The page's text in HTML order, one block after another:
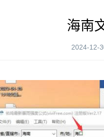
海南
2024-12-